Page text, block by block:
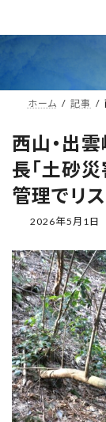
テ
ゲ
ホーム 記事
西山・出
長「土砂
管理でリ
2026年5月1日